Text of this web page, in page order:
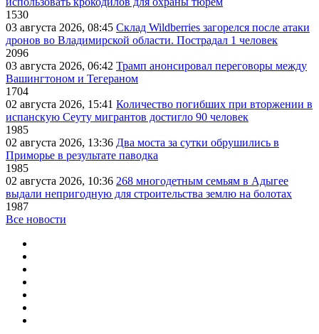
1530
03 августа 2026, 08:45 Склад Wildberries загорелся после атаки
дронов во Владимирской области. Пострадал 1 человек
2096
03 августа 2026, 06:42 Трамп анонсировал переговоры между
Вашингтоном и Тегераном
1704
02 августа 2026, 15:41 Количество погибших при вторжении в
испанскую Сеуту мигрантов достигло 90 человек
1985
02 августа 2026, 13:36 Два моста за сутки обрушились в
Приморье в результате паводка
1985
02 августа 2026, 10:36 268 многодетным семьям в Адыгее
выдали непригодную для строительства землю на болотах
1987
Все новости